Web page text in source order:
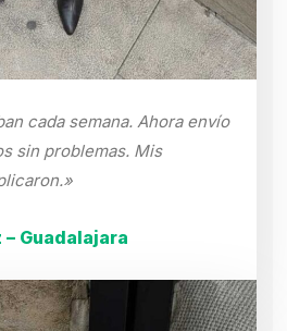
cada semana. Ahora envío
sin problemas. Mis
Guadalajara